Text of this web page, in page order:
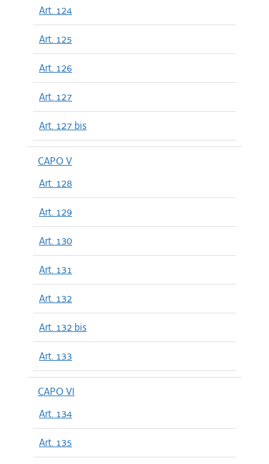
Art. 124
Art. 125
Art. 126
Art. 127
Art. 127 bis
CAPO V
Art. 128
Art. 129
Art. 130
Art. 131
Art. 132
Art. 132 bis
Art. 133
CAPO VI
Art. 134
Art. 135